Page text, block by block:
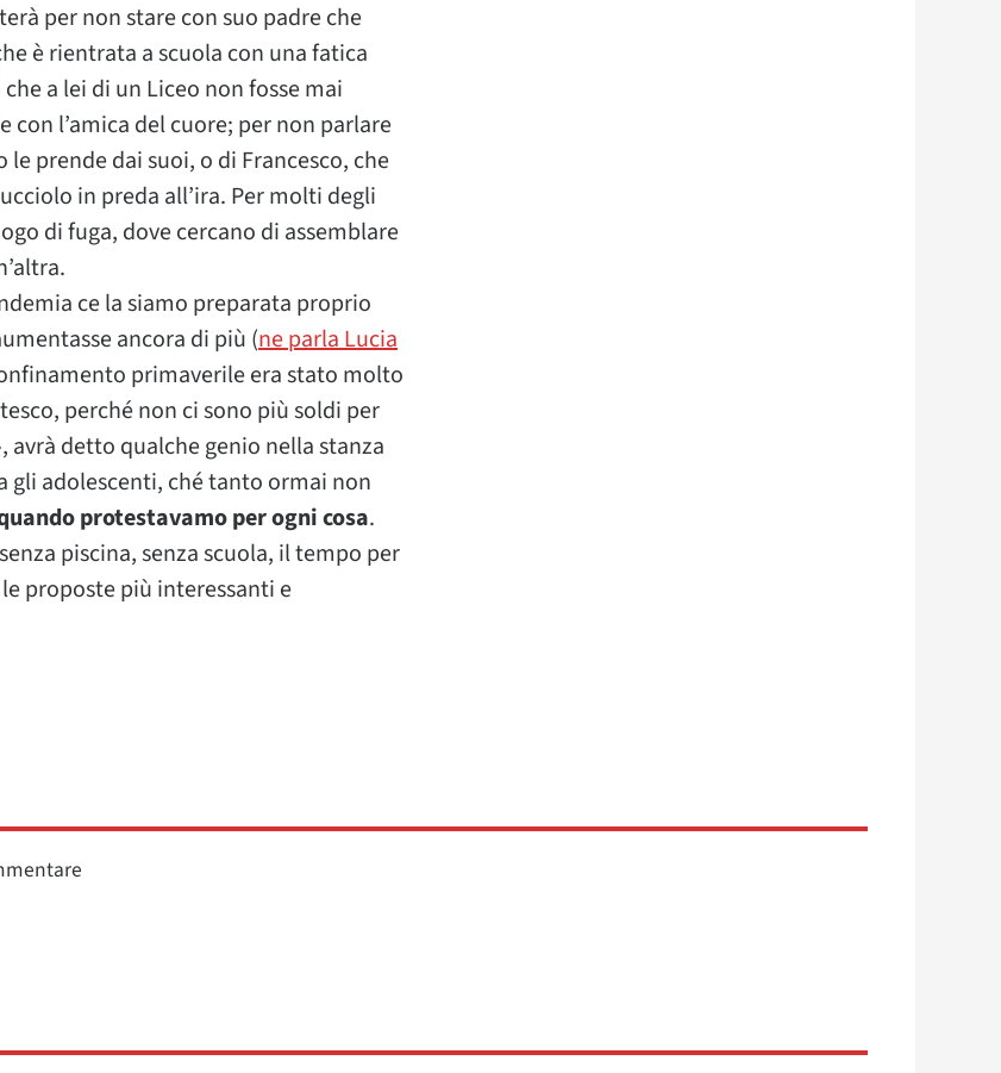
per non stare con suo padre che
è rientrata a scuola con una fatica
a lei di un Liceo non fosse mai
l’amica del cuore; per non parlare
le prende dai suoi, o di Francesco, che
in preda all’ira. Per molti degli
di fuga, dove cercano di assemblare
ce la siamo preparata proprio
ancora di più (ne parla Lucia
primaverile era stato molto
perché non ci sono più soldi per
avrà detto qualche genio nella stanza
gli adolescenti, ché tanto ormai non
protestavamo per ogni cosa.
piscina, senza scuola, il tempo per
proposte più interessanti e